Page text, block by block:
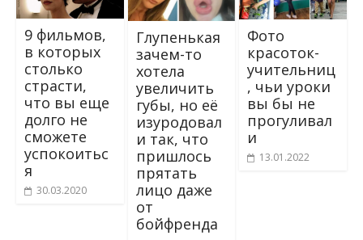
9 фильмов,
в которых
столько
страсти,
что вы еще
долго не
сможете
успокоитьс
я
30.03.2020
Глупенькая
зачем-то
хотела
увеличить
губы, но её
изуродовал
и так, что
пришлось
прятать
лицо даже
от
бойфренда
Фото
красоток-
учительниц
, чьи уроки
вы бы не
прогуливал
и
13.01.2022